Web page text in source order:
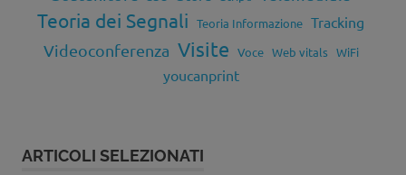
Teoria dei Segnali Teoria Informazione Tracking
Videoconferenza Visite Voce Web vitals WiFi
youcanprint
ARTICOLI SELEZIONATI